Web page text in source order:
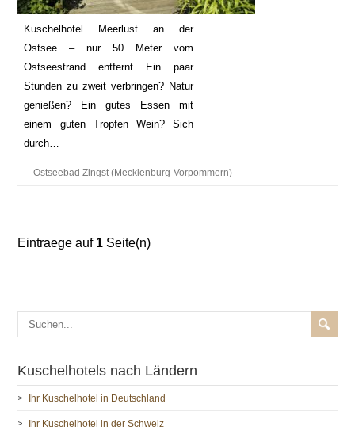
Kuschelhotel Meerlust an der
Ostsee – nur 50 Meter vom
Ostseestrand entfernt Ein paar
Stunden zu zweit verbringen? Natur
genießen? Ein gutes Essen mit
einem guten Tropfen Wein? Sich
durch…
Ostseebad Zingst (Mecklenburg-Vorpommern)
Eintraege auf 1 Seite(n)
Kuschelhotels nach Ländern
Ihr Kuschelhotel in Deutschland
Ihr Kuschelhotel in der Schweiz